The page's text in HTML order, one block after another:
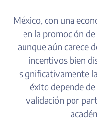
México, con una
en la promoción
aunque aún carece
incentivos bien
significativamente
éxito depende
validación por